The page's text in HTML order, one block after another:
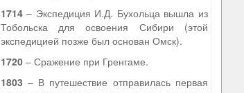
1714– Экспедиция И.Д. Бухольца вышла из
Тобольска для освоения Сибири (этой
экспедицией позже был основан Омск).
1720– Сражение при Гренгаме.
1803 – В путешествие отправилась первая